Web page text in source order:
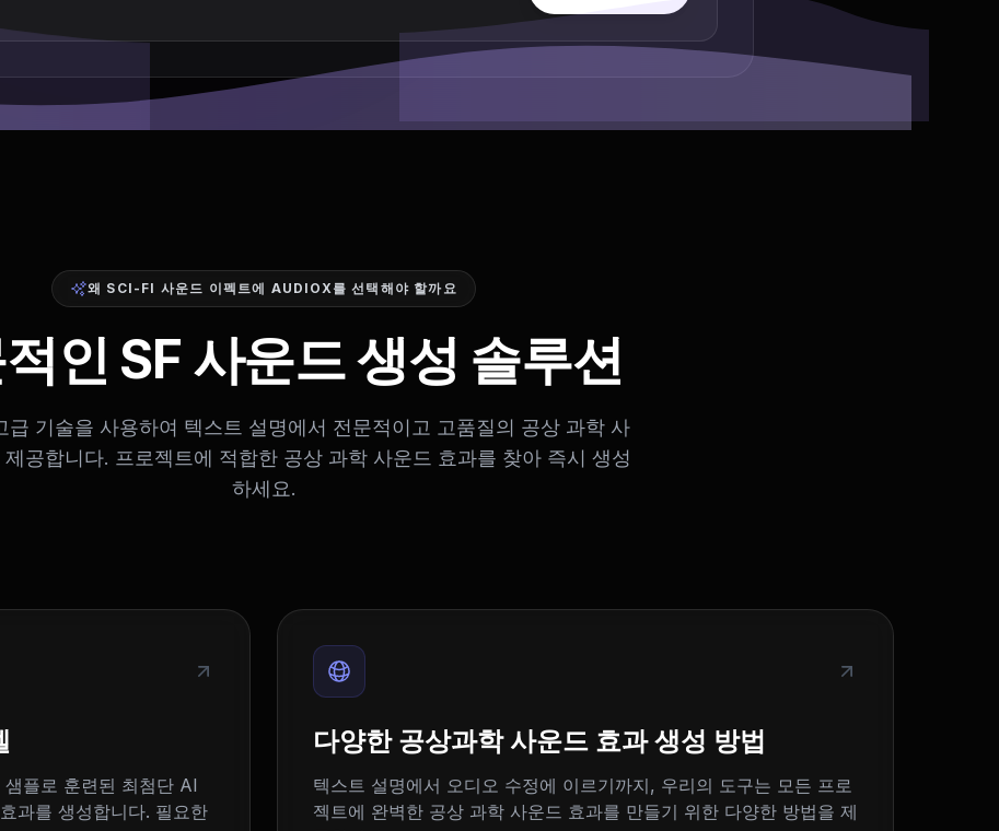
왜 SCI-FI 사운드 이펙트에 AUDIOX를 선택해야 할까요
인 SF 사운드 생성 솔루션
급 기술을 사용하여 텍스트 설명에서 전문적이고 고품질의 공상 과학 사
공합니다. 프로젝트에 적합한 공상 과학 사운드 효과를 찾아 즉시 생성
하세요.
플로 훈련된 최첨단 AI
과를 생성합니다. 필요한
다양한 공상과학 사운드 효과 생성 방법
텍스트 설명에서 오디오 수정에 이르기까지, 우리의 도구는 모든 프로
젝트에 완벽한 공상 과학 사운드 효과를 만들기 위한 다양한 방법을 제